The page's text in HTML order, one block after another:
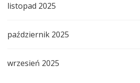
listopad 2025
październik 2025
wrzesień 2025